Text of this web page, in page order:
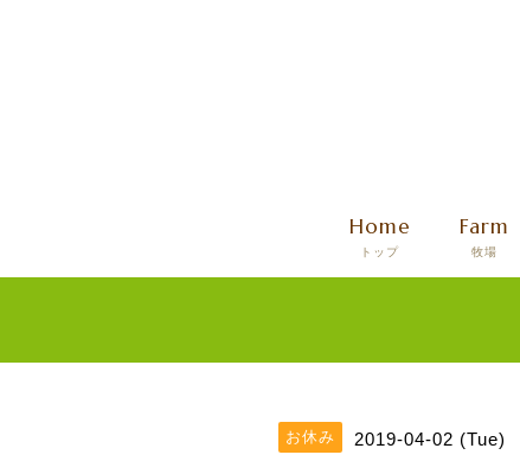
Home
トップ
Farm
牧場
お休み 2019-04-02 (Tue)